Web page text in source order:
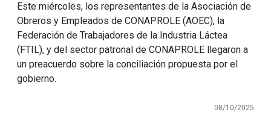
Este miércoles, los representantes de la Asociación de
Obreros y Empleados de CONAPROLE (AOEC), la
Federación de Trabajadores de la Industria Láctea
(FTIL), y del sector patronal de CONAPROLE llegaron a
un preacuerdo sobre la conciliación propuesta por el
gobierno.
08/10/2025